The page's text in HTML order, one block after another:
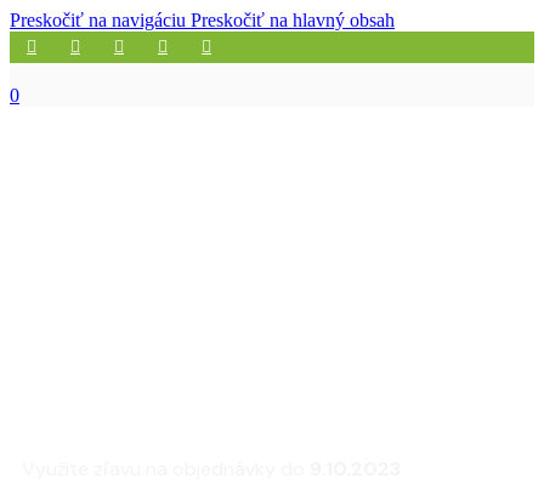
Preskočiť na navigáciu Preskočiť na hlavný obsah
0